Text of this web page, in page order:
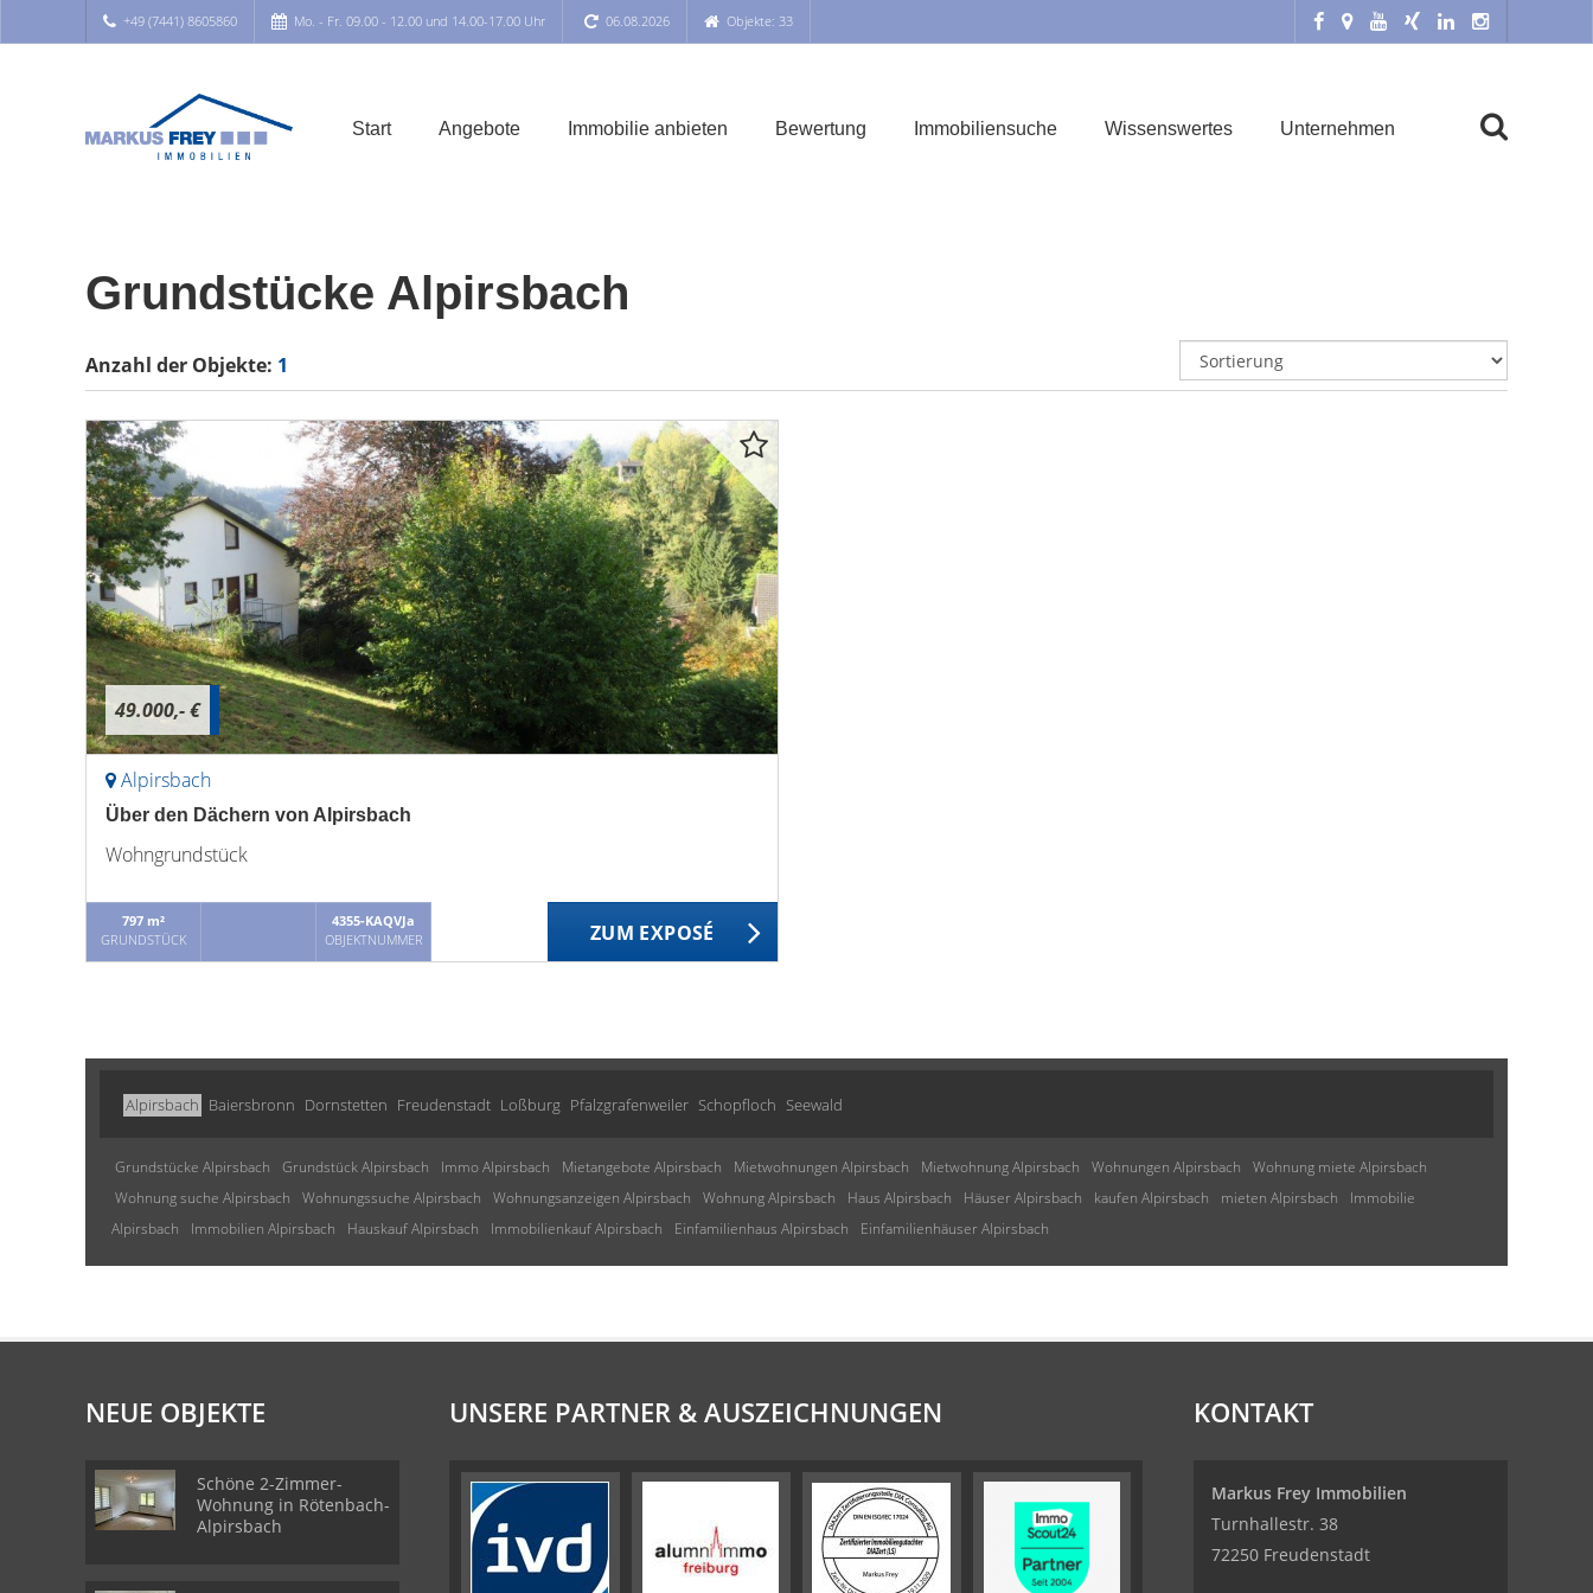
+49 (7441) 8605860 Mo. - Fr. 09.00 - 12.00 und 14.00-17.00 Uhr 06.08.2026 Objekte: 33
Start Angebote Immobilie anbieten Bewertung Immobiliensuche Wissenswertes Unternehmen
Grundstücke Alpirsbach
Anzahl der Objekte: 1
49.000,- €
Alpirsbach
Über den Dächern von Alpirsbach
Wohngrundstück
797 m²
GRUNDSTÜCK
4355-KAQVJa
OBJEKTNUMMER
ZUM EXPOSÉ
Alpirsbach Baiersbronn Dornstetten Freudenstadt Loßburg Pfalzgrafenweiler Schopfloch Seewald
Grundstücke Alpirsbach Grundstück Alpirsbach Immo Alpirsbach Mietangebote Alpirsbach Mietwohnungen Alpirsbach Mietwohnung Alpirsbach Wohnungen Alpirsbach
Wohnung miete Alpirsbach
Wohnung suche Alpirsbach
Wohnungssuche Alpirsbach Wohnungsanzeigen Alpirsbach Wohnung Alpirsbach Haus Alpirsbach Häuser Alpirsbach kaufen Alpirsbach mieten Alpirsbach
Immobilie
Alpirsbach
Immobilien Alpirsbach Hauskauf Alpirsbach Immobilienkauf Alpirsbach Einfamilienhaus Alpirsbach Einfamilienhäuser Alpirsbach
NEUE OBJEKTE
Schöne 2-Zimmer-
Wohnung in Rötenbach-
Alpirsbach
UNSERE PARTNER & AUSZEICHNUNGEN KONTAKT
Markus Frey Immobilien
Turnhallestr. 38
72250 Freudenstadt